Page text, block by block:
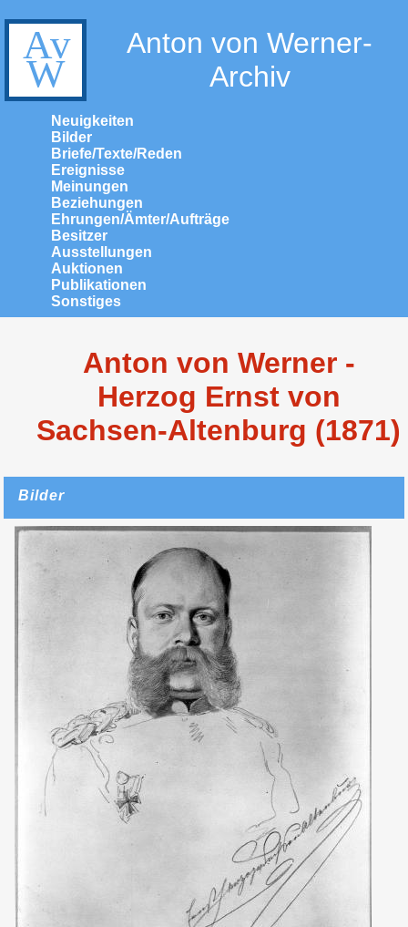
Anton von Werner-
Archiv
Neuigkeiten
Bilder
Briefe/Texte/Reden
Ereignisse
Meinungen
Beziehungen
Ehrungen/Ämter/Aufträge
Besitzer
Ausstellungen
Auktionen
Publikationen
Sonstiges
Anton von Werner -
Herzog Ernst von
Sachsen-Altenburg (1871)
Bilder